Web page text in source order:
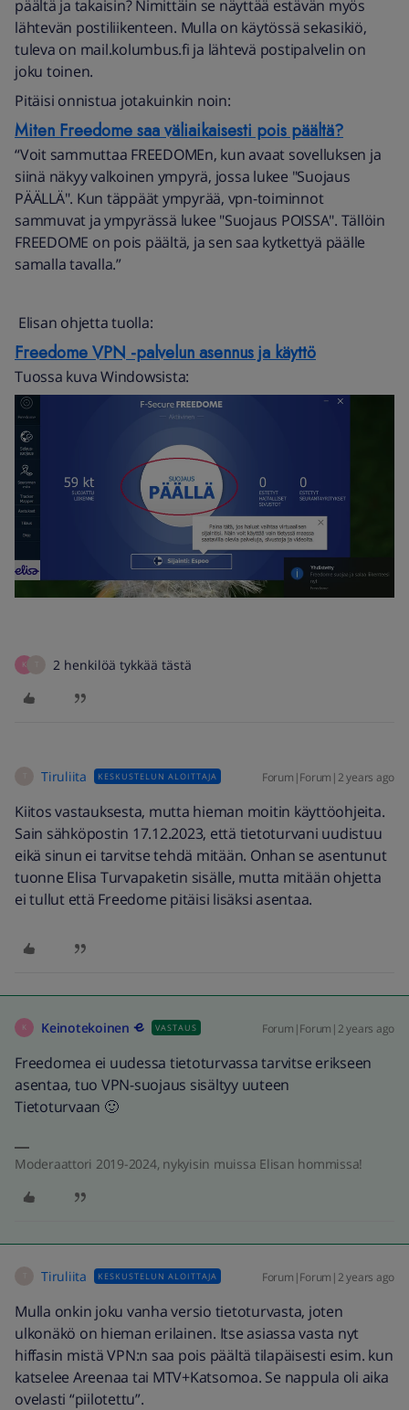
päältä ja takaisin? Nimittäin se näyttää estävän myös
lähtevän postiliikenteen. Mulla on käytössä sekasikiö,
tuleva on mail.kolumbus.fi ja lähtevä postipalvelin on
joku toinen.
Pitäisi onnistua jotakuinkin noin:
Miten Freedome saa väliaikaisesti pois päältä?
“Voit sammuttaa FREEDOMEn, kun avaat sovelluksen ja
siinä näkyy valkoinen ympyrä, jossa lukee "Suojaus
PÄÄLLÄ". Kun täppäät ympyrää, vpn-toiminnot
sammuvat ja ympyrässä lukee "Suojaus POISSA". Tällöin
FREEDOME on pois päältä, ja sen saa kytkettyä päälle
samalla tavalla.”
Elisan ohjetta tuolla:
Freedome VPN -palvelun asennus ja käyttö
Tuossa kuva Windowsista:
K 2 henkilöä tykkää tästä
Tiruliita KESKUSTELUN ALOITTAJA Forum|Forum|2 years ago
Kiitos vastauksesta, mutta hieman moitin käyttöohjeita.
Sain sähköpostin 17.12.2023, että tietoturvani uudistuu
eikä sinun ei tarvitse tehdä mitään. Onhan se asentunut
tuonne Elisa Turvapaketin sisälle, mutta mitään ohjetta
ei tullut että Freedome pitäisi lisäksi asentaa.
K Keinotekoinen VASTAUS Forum|Forum|2 years ago
Freedomea ei uudessa tietoturvassa tarvitse erikseen
asentaa, tuo VPN-suojaus sisältyy uuteen
Tietoturvaan 🙂
Moderaattori 2019-2024, nykyisin muissa Elisan hommissa!
Tiruliita KESKUSTELUN ALOITTAJA Forum|Forum|2 years ago
Mulla onkin joku vanha versio tietoturvasta, joten
ulkonäkö on hieman erilainen. Itse asiassa vasta nyt
hiffasin mistä VPN:n saa pois päältä tilapäisesti esim. kun
katselee Areenaa tai MTV+Katsomoa. Se nappula oli aika
ovelasti “piilotettu”.